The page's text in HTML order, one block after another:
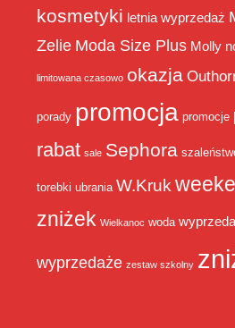
kosmetyki letnia wyprzedaż
Zelie Moda Size Plus Molly
limitowana czasowo okazja
porady promocja promocje
rabat sale Sephora
torebki ubrania W.Kruk
zniżek Wielkanoc woda
wyprzedaże zestaw szkolny